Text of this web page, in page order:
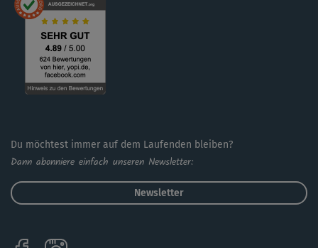
Du möchtest immer auf dem Laufenden bleiben?
Dann abonniere einfach unseren Newsletter:
Newsletter